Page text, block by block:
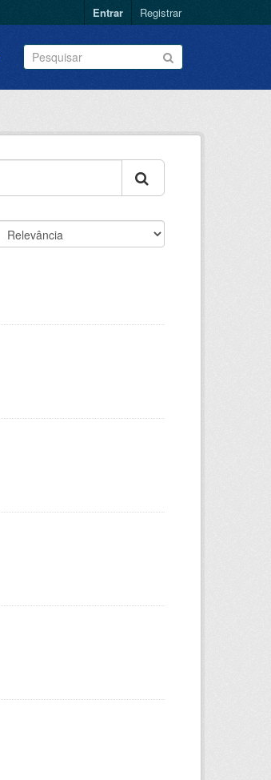
Entrar Registrar